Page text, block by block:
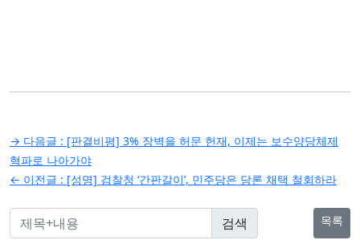
글
탐
색
→ 다음글 : [판결비평] 3% 장벽을 허문 헌재, 이제는 보수양당체제
혁파로 나아가야
← 이전글 : [성명] 검찰청 ‘간판갈이’, 민주당은 당론 채택 철회하라
목록